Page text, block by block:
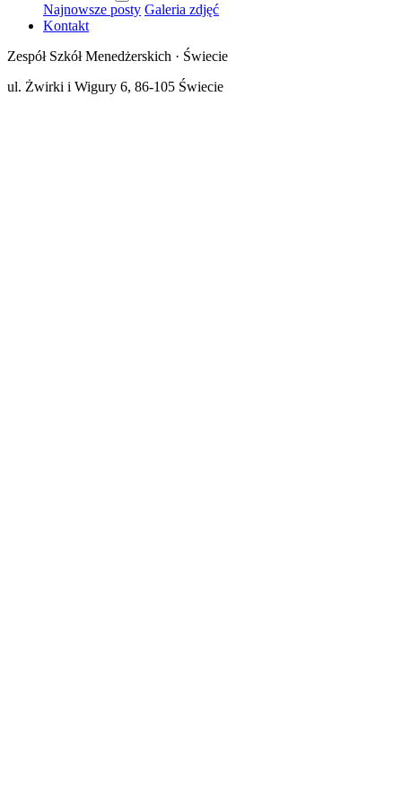
Najnowsze posty Galeria zdjęć
Kontakt
Zespół Szkół Menedżerskich · Świecie
ul. Żwirki i Wigury 6, 86-105 Świecie